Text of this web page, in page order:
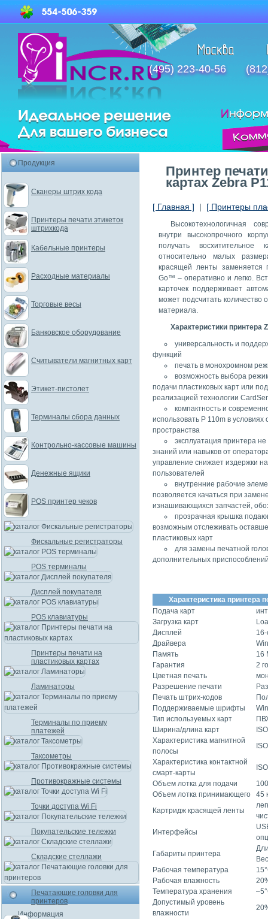
(495) 223-40-56
Принтер
картах Zebra
[ Главная ] | [ Принтеры
Высокотехнологичная
внутри высокопрочного
получать восхитительное
относительно малых
красящей ленты заменяется
Go™ – оперативно и легко.
карточек поддерживает
может подсчитать количество
материала.
Характеристики принтера
универсальность и
функций
печать в монохромном
возможность выбора
подачи пластиковых карт или
реализацией технологии
компактность и
использовать Р 110m в условиях
пространства
эксплуатация принтера
знаний или навыков от
управление снижает издержки
пользователей
внутренние рабочие
позволяется качаться при
изнашивающихся запчастей,
прозрачная крышка
возможным отслеживать
пластиковых карт
для замены печатной
дополнительных
Характеристика принтера
Подача карт
Загрузка карт
Дисплей
Драйвера
Память
16
Гарантия
2
Цветная печать
Разрешение печати
Печать штрих-кодов
Поддерживаемые шрифты
Тип используемых карт
Ширина/длина карт
Характеристика магнитной
полосы
Характеристика контактной
смарт-карты
Объем лотка для подачи
Объем лотка принимающего
45
Картридж красящей ленты
Интерфейсы
Габариты принтера
Рабочая температура
Рабочая влажность
Температура хранения
Допустимый уровень
влажности
Продукция
Сканеры штрих кода
Принтеры печати этикеток
штрихкода
Кабельные принтеры
Расходные материалы
Торговые весы
Банковское оборудование
Считыватели магнитных карт
Этикет-пистолет
Терминалы сбора данных
Контрольно-кассовые машины
Денежные ящики
POS принтер чеков
Фискальные регистраторы
POS терминалы
Дисплей покупателя
POS клавиатуры
Принтеры печати на
пластиковых картах
Ламинаторы
Терминалы по приему
платежей
Таксометры
Противокражные системы
Точки доступа Wi Fi
Покупательские тележки
Складские стеллажи
Печатающие головки для
принтеров
Информация